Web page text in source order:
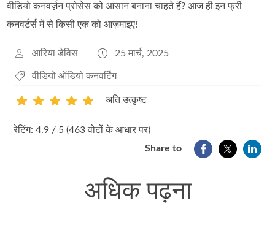
वीडियो कनवर्ज़न प्रोसेस को आसान बनाना चाहते हैं? आज ही इन फ्री
कनवर्टर्स में से किसी एक को आज़माइए!
आरिया डेविस 25 मार्च, 2025
वीडियो ऑडियो कनवर्टिंग
1
अति उत्कृष्ट
रेटिंग: 4.9 / 5 (463 वोटों के आधार पर)
Share to
अधिक पढ़ना